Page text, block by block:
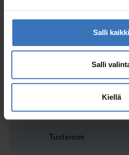
Salli kaikki
Salli
Kiellä
Airaline Eco 50W/840
Tuotenimi